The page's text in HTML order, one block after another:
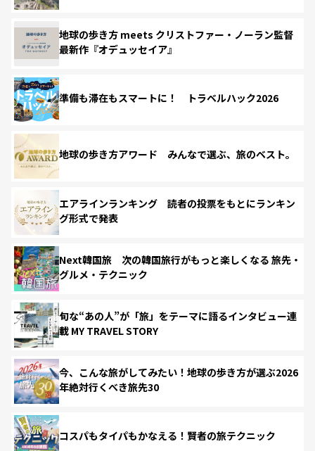
地球の歩き方 meets クリストファー・ノーラン監督
最新作『オデュッセイア』
準備も滞在もスマートに！ トラベルハック2026
地球の歩き方アワード みんなで選ぶ、旅のベスト。
エアラインランキング 読者の投票をもとにランキン
グ形式で発表
Next韓国旅 次の韓国旅行がもっと楽しくなる 旅先・
グルメ・テクニック
旬な“あの人”が「旅」をテーマに語るインタビュー連
載 MY TRAVEL STORY
今、こんな旅がしてみたい！地球の歩き方が選ぶ2026
年絶対行くべき旅先30
コスパもタイパもかなえる！賢者の旅テクニック